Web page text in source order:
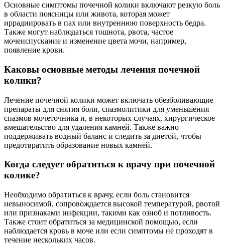
Основные симптомы почечной колики включают резкую боль
в области поясницы или живота, которая может
иррадиировать в пах или внутреннюю поверхность бедра.
Также могут наблюдаться тошнота, рвота, частое
мочеиспускание и изменение цвета мочи, например,
появление крови.
Каковы основные методы лечения почечной
колики?
Лечение почечной колики может включать обезболивающие
препараты для снятия боли, спазмолитики для уменьшения
спазмов мочеточника и, в некоторых случаях, хирургическое
вмешательство для удаления камней. Также важно
поддерживать водный баланс и следить за диетой, чтобы
предотвратить образование новых камней.
Когда следует обратиться к врачу при почечной
колике?
Необходимо обратиться к врачу, если боль становится
невыносимой, сопровождается высокой температурой, рвотой
или признаками инфекции, такими как озноб и потливость.
Также стоит обратиться за медицинской помощью, если
наблюдается кровь в моче или если симптомы не проходят в
течение нескольких часов.